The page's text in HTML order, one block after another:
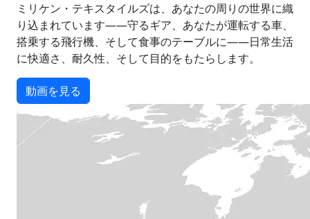
ミリケン・テキスタイルズは、あなたの周りの世界に織
り込まれています――守るギア、あなたが運転する車、
搭乗する飛行機、そして食事のテーブルに――日常生活
に快適さ、耐久性、そして目的をもたらします。
動画を見る